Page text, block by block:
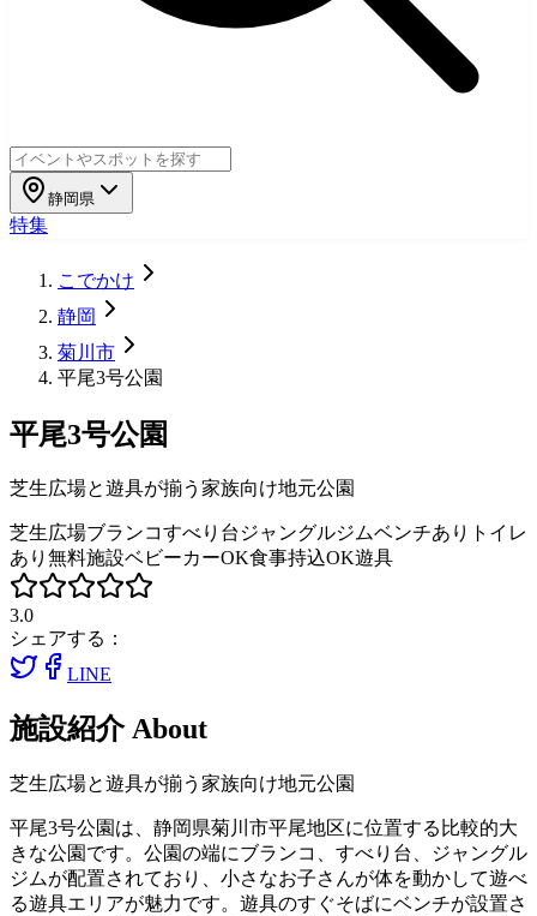
静岡県
特集
こでかけ
静岡
菊川市
平尾3号公園
平尾3号公園
芝生広場と遊具が揃う家族向け地元公園
芝生広場ブランコすべり台 ジャングルジムベンチあり トイレ
あり 無料施設ベビーカーOK食事持込OK遊具
3.0
シェアする：
LINE
施設紹介 About
芝生広場と遊具が揃う家族向け地元公園
平尾3号公園は、静岡県菊川市平尾地区に位置する比較的大
きな公園です。公園の端にブランコ、すべり台、ジャングル
ジムが配置されており、小さなお子さんが体を動かして遊べ
る遊具エリアが魅力です。遊具のすぐそばにベンチが設置さ